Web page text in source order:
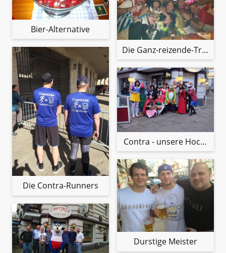
Bier-Alternative
Die Contra-Runners
Die Ganz-reizende-Truppe
Contra - unsere Hochburg
Durstige Meister